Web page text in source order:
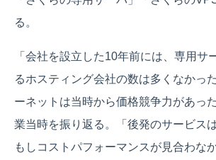
る。
「会社を設立した10年前には、専用サ
るホスティング会社の数は多くなかっ
ーネットは当時から価格競争力があっ
業当時を振り返る。「後発のサービス
もしコストパフォーマンスが見合わな